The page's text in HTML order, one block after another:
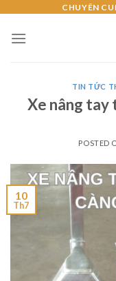
content
CHUYÊN
TIN TỨC
Xe nâng tay
POSTED
10
Th7